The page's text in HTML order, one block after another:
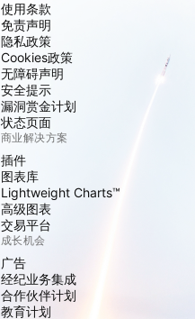
使用条款
免责声明
隐私政策
Cookies政策
无障碍声明
安全提示
漏洞赏金计划
状态页面
商业解决方案
插件
图表库
Lightweight Charts™
高级图表
交易平台
成长机会
广告
经纪业务集成
合作伙伴计划
教育计划